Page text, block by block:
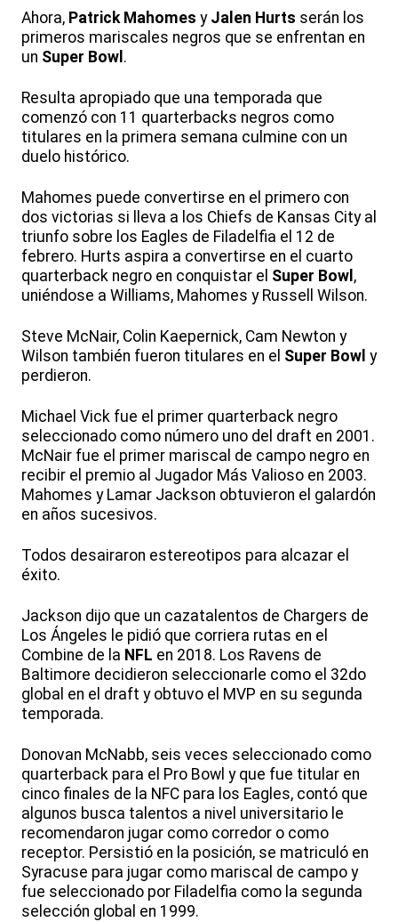
Ahora, Patrick Mahomes y Jalen Hurts serán los
primeros mariscales negros que se enfrentan en
un Super Bowl .
Resulta apropiado que una temporada que
comenzó con 11 quarterbacks negros como
titulares en la primera semana culmine con un
duelo histórico.
Mahomes puede convertirse en el primero con
dos victorias si lleva a los Chiefs de Kansas City al
triunfo sobre los Eagles de Filadelfia el 12 de
febrero. Hurts aspira a convertirse en el cuarto
quarterback negro en conquistar el Super Bowl ,
uniéndose a Williams, Mahomes y Russell Wilson.
Steve McNair, Colin Kaepernick, Cam Newton y
Wilson también fueron titulares en el Super Bowl y
perdieron.
Michael Vick fue el primer quarterback negro
seleccionado como número uno del draft en 2001.
McNair fue el primer mariscal de campo negro en
recibir el premio al Jugador Más Valioso en 2003.
Mahomes y Lamar Jackson obtuvieron el galardón
en años sucesivos.
Todos desairaron estereotipos para alcazar el
éxito.
Jackson dijo que un cazatalentos de Chargers de
Los Ángeles le pidió que corriera rutas en el
Combine de la NFL en 2018. Los Ravens de
Baltimore decidieron seleccionarle como el 32do
global en el draft y obtuvo el MVP en su segunda
temporada.
Donovan McNabb, seis veces seleccionado como
quarterback para el Pro Bowl y que fue titular en
cinco finales de la NFC para los Eagles, contó que
algunos busca talentos a nivel universitario le
recomendaron jugar como corredor o como
receptor. Persistió en la posición, se matriculó en
Syracuse para jugar como mariscal de campo y
fue seleccionado por Filadelfia como la segunda
selección global en 1999.